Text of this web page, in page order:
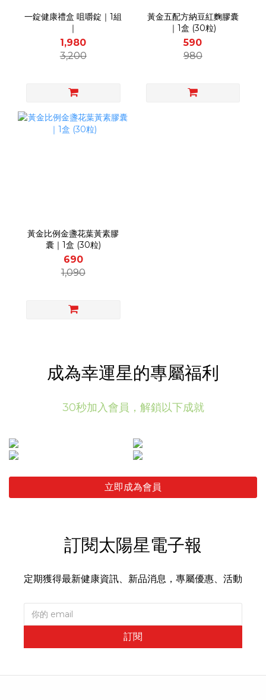
一錠健康禮盒 咀嚼錠｜1組
｜
1,980
3,200
黃金五配方納豆紅麴膠囊
｜1盒 (30粒)
590
980
黃金比例金盞花葉黃素膠
囊｜1盒 (30粒)
690
1,090
成為幸運星的專屬福利
30秒加入會員，解鎖以下成就
立即成為會員
訂閱太陽星電子報
定期獲得最新健康資訊、新品消息，專屬優惠、活動
訂閱